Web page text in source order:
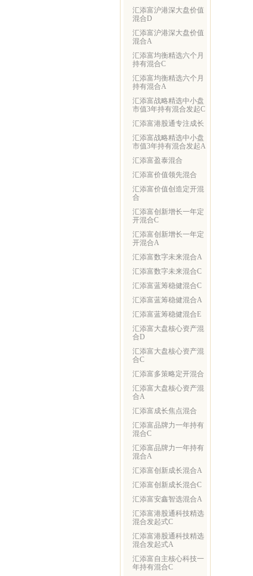
汇添富沪港深大盘价值
混合D
汇添富沪港深大盘价值
混合A
汇添富均衡精选六个月
持有混合C
汇添富均衡精选六个月
持有混合A
汇添富战略精选中小盘
市值3年持有混合发起C
汇添富港股通专注成长
汇添富战略精选中小盘
市值3年持有混合发起A
汇添富盈泰混合
汇添富价值领先混合
汇添富价值创造定开混
合
汇添富创新增长一年定
开混合C
汇添富创新增长一年定
开混合A
汇添富数字未来混合A
汇添富数字未来混合C
汇添富蓝筹稳健混合C
汇添富蓝筹稳健混合A
汇添富蓝筹稳健混合E
汇添富大盘核心资产混
合D
汇添富大盘核心资产混
合C
汇添富多策略定开混合
汇添富大盘核心资产混
合A
汇添富成长焦点混合
汇添富品牌力一年持有
混合C
汇添富品牌力一年持有
混合A
汇添富创新成长混合A
汇添富创新成长混合C
汇添富安鑫智选混合A
汇添富港股通科技精选
混合发起式C
汇添富港股通科技精选
混合发起式A
汇添富自主核心科技一
年持有混合C